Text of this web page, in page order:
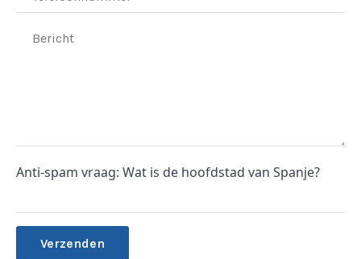
Anti-spam vraag: Wat is de hoofdstad van Spanje?